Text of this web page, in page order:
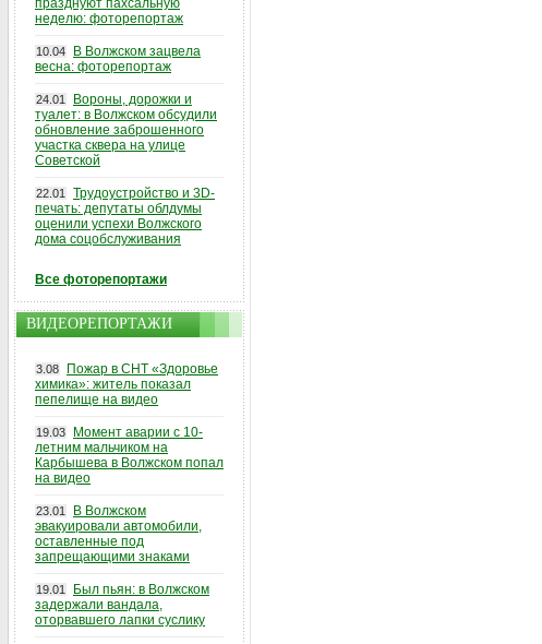
празднуют пахсальную
неделю: фоторепортаж
10.04
В Волжском зацвела
весна: фоторепортаж
24.01
Вороны, дорожки и
туалет: в Волжском обсудили
обновление заброшенного
участка сквера на улице
Советской
22.01
Трудоустройство и 3D-
печать: депутаты облдумы
оценили успехи Волжского
дома соцобслуживания
Все фоторепортажи
ВИДЕОРЕПОРТАЖИ
3.08
Пожар в СНТ «Здоровье
химика»: житель показал
пепелище на видео
19.03
Момент аварии с 10-
летним мальчиком на
Карбышева в Волжском попал
на видео
23.01
В Волжском
эвакуировали автомобили,
оставленные под
запрещающими знаками
19.01
Был пьян: в Волжском
задержали вандала,
оторвавшего лапки суслику